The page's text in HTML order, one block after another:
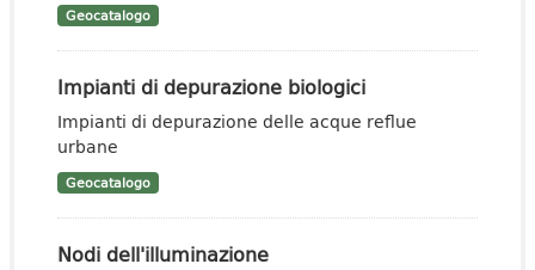
Geocatalogo
Impianti di depurazione biologici
Impianti di depurazione delle acque reflue
urbane
Geocatalogo
Nodi dell'illuminazione